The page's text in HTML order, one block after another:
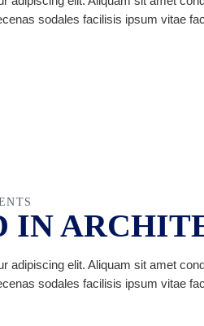
sodales facilisis ipsum vitae
IN
adipiscing elit. Aliquam sit amet
sodales facilisis ipsum vitae